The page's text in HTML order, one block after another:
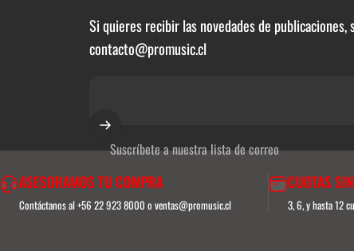
Si quieres recibir las novedades de
contacto@promusic.cl
Suscríbete a nuestra lista de correo
ASESORAMOS TU COMPRA
Contáctanos al +56 22 923 8000 o ventas@promusic.cl
CUOTAS
3, 6, y hasta 12